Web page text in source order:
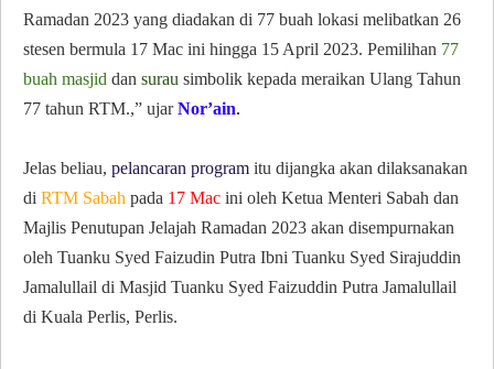
Ramadan 2023 yang diadakan di 77 buah lokasi melibatkan 26
stesen bermula 17 Mac ini hingga 15 April 2023. Pemilihan 77
buah masjid dan surau simbolik kepada meraikan Ulang Tahun
77 tahun RTM.,” ujarNor’ain.
Jelas beliau, pelancaran program itu dijangka akan dilaksanakan
di RTM Sabah pada 17 Mac ini oleh Ketua Menteri Sabah dan
Majlis Penutupan Jelajah Ramadan 2023 akan disempurnakan
oleh Tuanku Syed Faizudin Putra Ibni Tuanku Syed Sirajuddin
Jamalullail di Masjid Tuanku Syed Faizuddin Putra Jamalullail
di Kuala Perlis, Perlis.